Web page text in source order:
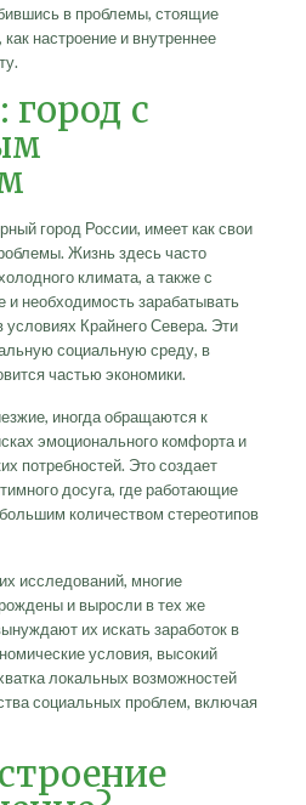
в проблемы, стоящие
настроение и внутреннее
с
город России, имеет как свои
Жизнь здесь часто
климата, а также с
необходимость зарабатывать
Крайнего Севера. Эти
социальную среду, в
частью экономики.
иногда обращаются к
эмоционального комфорта и
потребностей. Это создает
досуга, где работающие
количеством стереотипов
исследований, многие
и выросли в тех же
их искать заработок в
условия, высокий
локальных возможностей
социальных проблем, включая